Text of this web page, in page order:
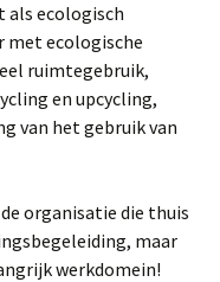
als ecologisch
met ecologische
ruimtegebruik,
en upcycling,
van het gebruik van
organisatie die thuis
maar
werkdomein!